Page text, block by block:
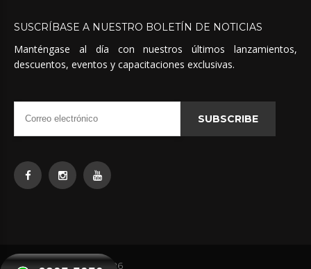
SUSCRÍBASE A NUESTRO BOLETÍN DE NOTICIAS
Manténgase al día con nuestros últimos lanzamientos,
descuentos, eventos y capacitaciones exclusivas.
SUBSCRIBE
Quimicas Unidas © 2026